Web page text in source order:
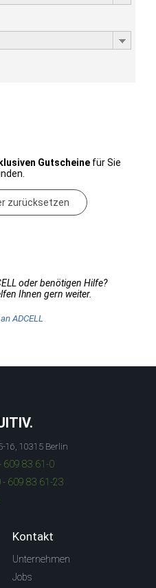
Gutscheinefür Sie
zurücksetzen
oder benötigen Hilfe?
Ihnen gern weiter.
ADCELL
16, 10315 Berlin
609 83 61-0
- 609 83 61-23
Kontakt
Unternehmen
Jobs